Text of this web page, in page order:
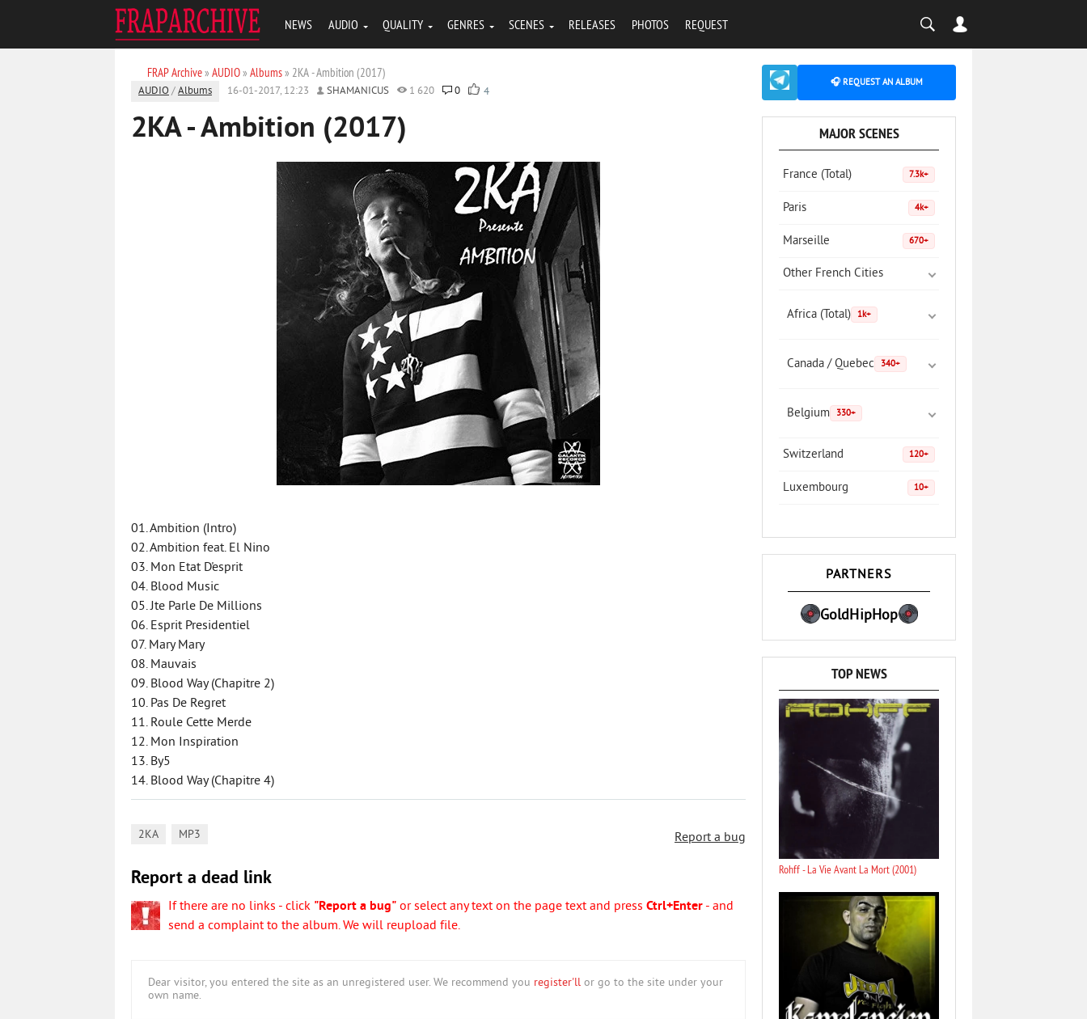
NEWS AUDIO QUALITY GENRES SCENES RELEASES PHOTOS REQUEST
FRAP Archive» AUDIO» Albums» 2KA - Ambition (2017)
AUDIO /Albums 16-01-2017, 12:23 SHAMANICUS 1 620 0 4
2KA - Ambition (2017)
01. Ambition (Intro)
02. Ambition feat. El Nino
03. Mon Etat D'esprit
04. Blood Music
05. Jte Parle De Millions
06. Esprit Presidentiel
07. Mary Mary
08. Mauvais
09. Blood Way (Chapitre 2)
10. Pas De Regret
11. Roule Cette Merde
12. Mon Inspiration
13. By5
14. Blood Way (Chapitre 4)
Report a bug
2KA MP3
Report a dead link
If there are no links - click "Report a bug" or select any text on the page text and press Ctrl+Enter - and
send a complaint to the album. We will reupload file.
Dear visitor, you entered the site as an unregistered user. We recommend you register'll or go to the site under your
own name.
🎧 REQUEST AN ALBUM
MAJOR SCENES
France (Total) 7.3k+
Paris 4k+
Marseille 670+
Other French Cities
Africa (Total) 1k+
Canada / Quebec 340+
Belgium 330+
Switzerland 120+
Luxembourg 10+
PARTNERS
GoldHipHop
TOP NEWS
Rohff - La Vie Avant La Mort (2001)